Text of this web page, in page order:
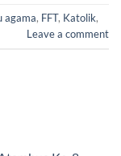
agama, FFT, Katolik,
Leave a comment